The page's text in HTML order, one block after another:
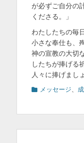
が必ずご自分の
くださる。」
わたしたちの毎
小さな奉仕も、
神の宣教の大切
したちが捧げる
人々に捧げまし
カ メッセージ